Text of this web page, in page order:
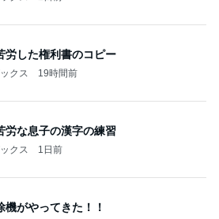
労した権利書のコピー
クス 19時間前
労な息子の漢字の練習
クス 1日前
機がやってきた！！